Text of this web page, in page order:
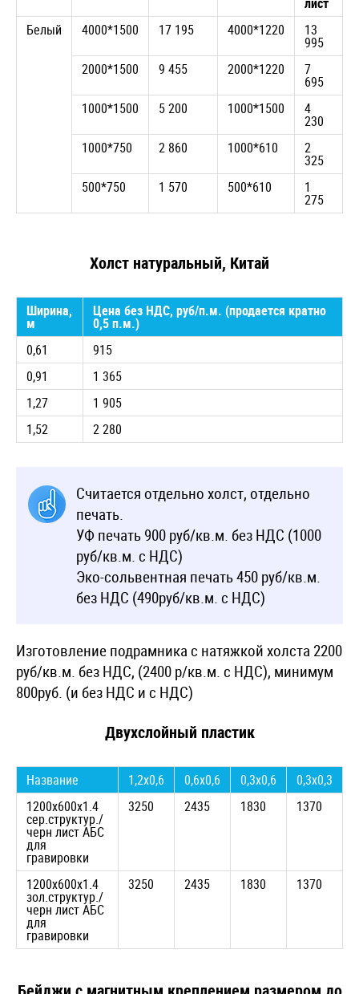
Белый
4000*1500 17 195 4000*1220 13
995
2000*1500
9 455 2000*1220 7
695
1000*1500
5 200 1000*1500 4
230
1000*750
2 860 1000*610 2
325
500*750
1 570 500*610 1
275
Холст натуральный, Китай
Ширина,
м
Цена без НДС, руб/п.м. (продается кратно
0,5 п.м.)
0,61
915
0,91
1 365
1,27
1 905
1,52
2 280
Считается отдельно холст, отдельно
печать.
УФ печать 900 руб/кв.м. без НДС (1000
руб/кв.м. с НДС)
Эко-сольвентная печать 450 руб/кв.м.
без НДС (490руб/кв.м. с НДС)
Изготовление подрамника с натяжкой холста 2200
руб/кв.м. без НДС, (2400 р/кв.м. с НДС), минимум
800руб. (и без НДС и с НДС)
Двухслойный пластик
Название 1,2х0,6 0,6х0,6 0,3х0,6
0,3х0,3
1200х600х1.4
сер.структур./
черн лист АБС
для
гравировки
3250 2435 1830 1370
1200х600х1.4
зол.структур./
черн лист АБС
для
гравировки
3250 2435 1830 1370